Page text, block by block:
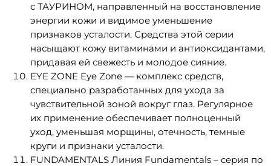
с ТАУРИНОМ, направленный на восстановление
энергии кожи и видимое уменьшение
признаков усталости. Средства этой серии
насыщают кожу витаминами и антиоксидантами,
придавая ей свежесть и молодое сияние.
EYE ZONE Eye Zone — комплекс средств,
специально разработанных для ухода за
чувствительной зоной вокруг глаз. Регулярное
их применение обеспечивает полноценный
уход, уменьшая морщины, отечность, темные
круги и признаки усталости.
FUNDAMENTALS Линия Fundamentals – серия по